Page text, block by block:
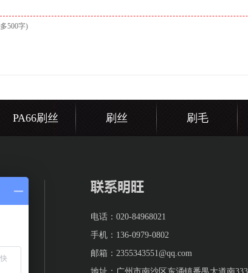
500字)
PA66刷丝 刷丝 刷毛
电话：020-84968021
手机：136-0979-0802
邮箱：2355343551@qq.com